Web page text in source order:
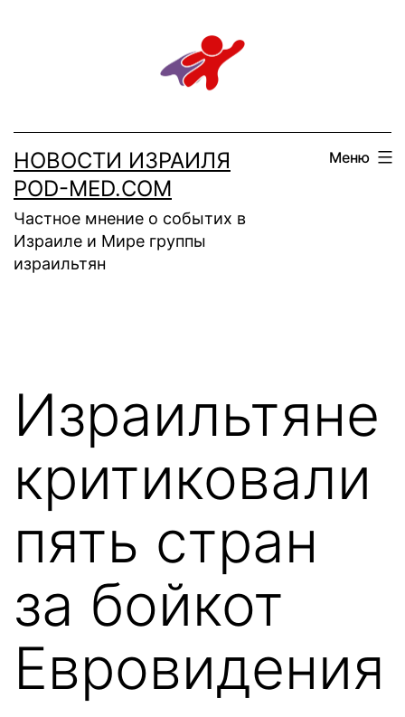
НОВОСТИ ИЗРАИЛЯ
POD-MED.COM
Частное мнение о событих в
Израиле и Мире группы
израильтян
Меню
Израильтяне
критиковали
пять стран
за бойкот
Евровидения